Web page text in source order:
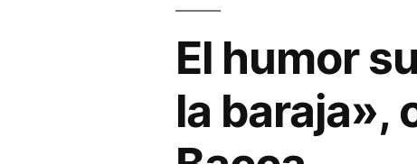
El humor
la baraja»,